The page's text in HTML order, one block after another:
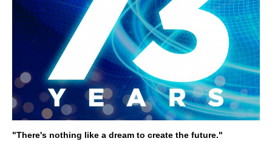
"There's nothing like a dream to create the future."
ПЕРЕЙТИ В РАЗДЕЛ